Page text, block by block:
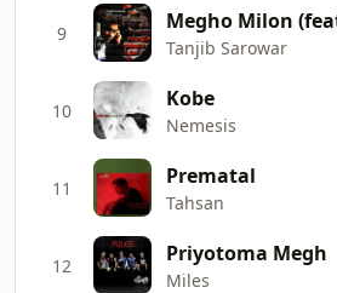
9
Tanjib Sarowar
10 Kobe
Nemesis
11 Prematal
Tahsan
12 Priyotoma Megh
Miles